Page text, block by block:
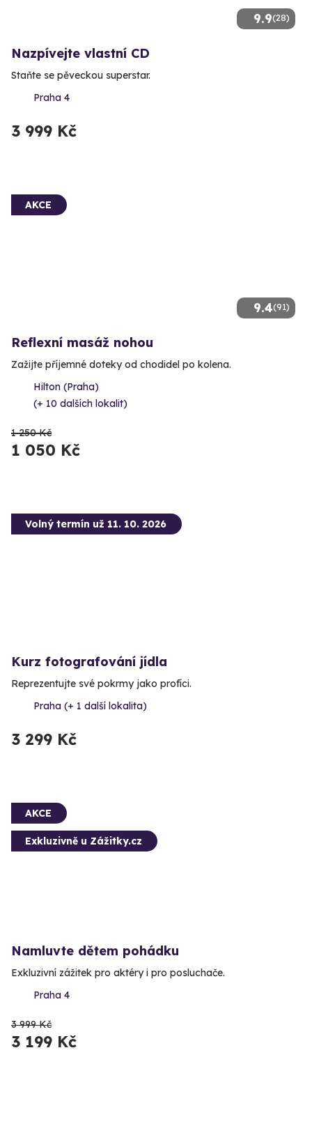
9.9(28)
Nazpívejte vlastní CD
Staňte se pěveckou superstar.
Praha 4
3 999 Kč
9.4(91)
AKCE
Reflexní masáž nohou
Zažijte příjemné doteky od chodidel po kolena.
Hilton (Praha)
(+ 10 dalších lokalit)
1 250 Kč
1 050 Kč
Volný termín už 11. 10. 2026
Kurz fotografování jídla
Reprezentujte své pokrmy jako profíci.
Praha (+ 1 další lokalita)
3 299 Kč
AKCE
Exkluzivně u Zážitky.cz
Namluvte dětem pohádku
Exkluzivní zážitek pro aktéry i pro posluchače.
Praha 4
3 999 Kč
3 199 Kč